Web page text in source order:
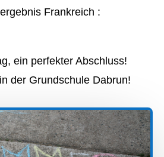
Frankreich :
ein perfekter Abschluss!
der Grundschule Dabrun!